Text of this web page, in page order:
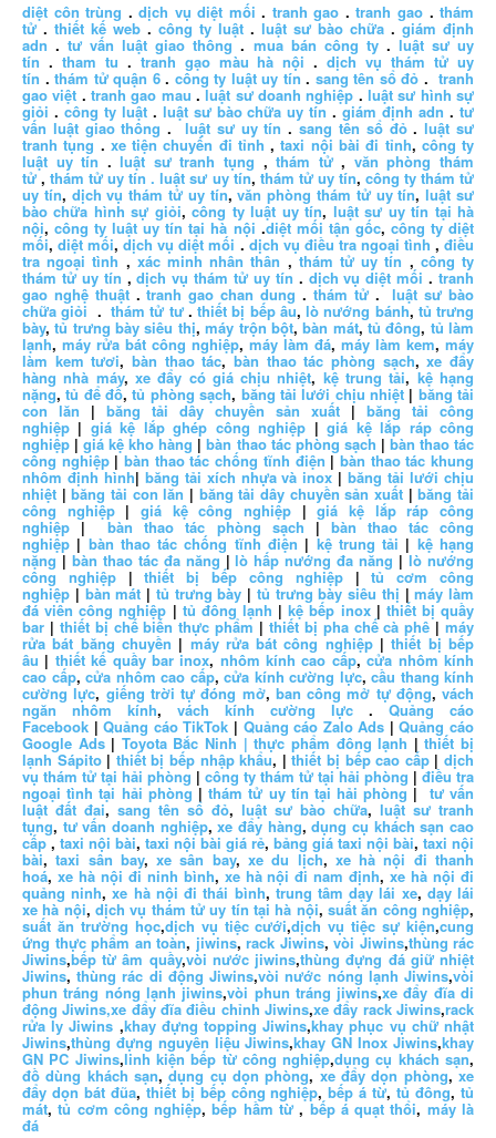
diệt côn trùng .dịch vụ diệt mối . tranh gao .tranh gao .thám
tử . thiết kế web . công ty luật . luật sư bào chữa . giám định
adn .tư vấn luật giao thông . mua bán công ty. luật sư uy
tín . tham tu . tranh gạo màu hà nội .dịch vụ thám tử uy
tín .thám tử quận 6. công ty luật uy tín . sang tên sổ đỏ .tranh
gao việt .tranh gao mau .luật sư doanh nghiệp .luật sư hình sự
giỏi . công ty luật. luật sư bào chữa uy tín .giám định adn .tư
vấn luật giao thông . luật sư uy tín .sang tên sổ đỏ.luật sư
tranh tụng . xe tiện chuyến đi tỉnh ,taxi nội bài đi tỉnh, công ty
luật uy tín .luật sư tranh tụng ,thám tử, văn phòng thám
tử ,thám tử uy tín . luật sư uy tín, thám tử uy tín, công ty thám tử
uy tín, dịch vụ thám tử uy tín,văn phòng thám tử uy tín,luật sư
bào chữa hình sự giỏi,công ty luật uy tín, luật sư uy tín tại hà
nội,công ty luật uy tín tại hà nội .diệt mối tận gốc, công ty diệt
mối,diệt mối,dịch vụ diệt mối . dịch vụ điều tra ngoại tình ,điều
tra ngoại tình , xác minh nhân thân , thám tử uy tín , công ty
thám tử uy tín ,dịch vụ thám tử uy tín . dịch vụ diệt mối .tranh
gao nghệ thuật.tranh gao chan dung . thám tử.luật sư bào
chữa giỏi .thám tử tư.thiết bị bếp âu,lò nướng bánh, tủ trưng
bày,tủ trưng bày siêu thị,máy trộn bột,bàn mát, tủ đông, tủ làm
lạnh, máy rửa bát công nghiệp, máy làm đá, máy làm kem, máy
làm kem tươi,bàn thao tác,bàn thao tác phòng sạch,xe đẩy
hàng nhà máy, xe đẩy có giá chịu nhiệt, kệ trung tải, kệ hạng
nặng,tủ để đồ,tủ phòng sạch, băng tải lưới chịu nhiệt| băng tải
con lăn | băng tải dây chuyền sản xuất | băng tải công
nghiệp | giá kệ lắp ghép công nghiệp |giá kệ lắp ráp công
nghiệp |giá kệ kho hàng |bàn thao tác phòng sạch | bàn thao tác
công nghiệp|bàn thao tác chống tĩnh điện | bàn thao tác khung
nhôm định hình| băng tải xích nhựa và inox |băng tải lưới chịu
nhiệt |băng tải con lăn | băng tải dây chuyền sản xuất |băng tải
công nghiệp|giá kệ công nghiệp |giá kệ lắp ráp công
nghiệp |bàn thao tác phòng sạch | bàn thao tác công
nghiệp | bàn thao tác chống tĩnh điện | kệ trung tải | kệ hạng
nặng | bàn thao tác đa năng |lò hấp nướng đa năng |lò nướng
công nghiệp|thiết bị bếp công nghiệp|tủ cơm công
nghiệp | bàn mát | tủ trưng bày | tủ trưng bày siêu thị |máy làm
đá viên công nghiệp | tủ đông lạnh |kệ bếp inox| thiết bị quầy
bar | thiết bị chế biến thực phẩm | thiết bị pha chế cà phê | máy
rửa bát băng chuyền | máy rửa bát công nghiệp|thiết bị bếp
âu | thiết kế quầy bar inox, nhôm kính cao cấp,cửa nhôm kính
cao cấp, cửa nhôm cao cấp, cửa kính cường lực, cầu thang kính
cường lực, giếng trời tự đóng mở, ban công mở tự động, vách
ngăn nhôm kính, vách kính cường lực . Quảng cáo
Facebook |Quảng cáo TikTok | Quảng cáo Zalo Ads |Quảng cáo
Google Ads| Toyota Bắc Ninh | thực phẩm đông lạnh |thiết bị
lạnh Sápito | thiết bị bếp nhập khẩu, |thiết bị bếp cao cấp|dịch
vụ thám tử tại hải phòng | công ty thám tử tại hải phòng | điều tra
ngoại tình tại hải phòng |thám tử uy tín tại hải phòng | tư vấn
luật đất đai, sang tên sổ đỏ, luật sư bào chữa, luật sư tranh
tụng, tư vấn doanh nghiệp,xe đẩy hàng,dụng cụ khách sạn cao
cấp , taxi nội bài, taxi nội bài giá rẻ, bảng giá taxi nội bài, taxi nội
bài,taxi sân bay,xe sân bay,xe du lịch, xe hà nội đi thanh
hoá, xe hà nội đi ninh bình, xe hà nội đi nam định,xe hà nội đi
quảng ninh,xe hà nội đi thái bình, trung tâm dạy lái xe, dạy lái
xe hà nội,dịch vụ thám tử uy tín tại hà nội,suất ăn công nghiệp,
suất ăn trường học,dịch vụ tiệc cưới,dịch vụ tiệc sự kiện,cung
ứng thực phẩm an toàn, jiwins, rack Jiwins, vòi Jiwins,thùng rác
Jiwins,bếp từ âm quầy,vòi nước jiwins,thùng đựng đá giữ nhiệt
Jiwins,thùng rác di động Jiwins,vòi nước nóng lạnh Jiwins,vòi
phun tráng nóng lạnh jiwins,vòi phun tráng jiwins,xe đẩy đĩa di
động Jiwins,xe đẩy đĩa điều chỉnh Jiwins,xe đẩy rack Jiwins,rack
rửa ly Jiwins ,khay đựng topping Jiwins,khay phục vụ chữ nhật
Jiwins,thùng đựng nguyên liệu Jiwins,khay GN Inox Jiwins,khay
GN PC Jiwins,linh kiện bếp từ công nghiệp,dụng cụ khách sạn,
đồ dùng khách sạn,dụng cụ dọn phòng, xe đẩy dọn phòng,xe
đẩy dọn bát đũa, thiết bị bếp công nghiệp,bếp á từ,tủ đông,tủ
mát,tủ cơm công nghiệp,bếp hầm từ , bếp á quạt thổi, máy là
đá